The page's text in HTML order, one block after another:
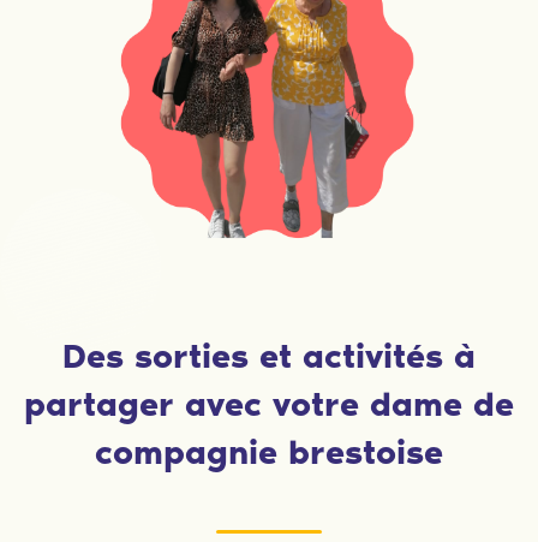
Des sorties et activités à
partager avec votre dame de
compagnie brestoise